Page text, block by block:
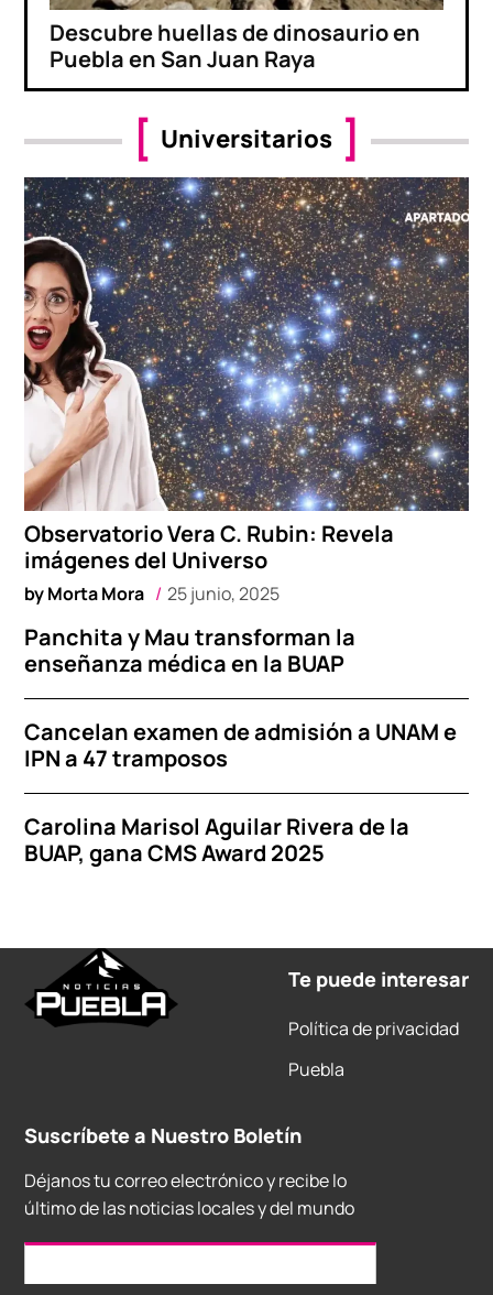
Descubre huellas de dinosaurio en
Puebla en San Juan Raya
Universitarios
Observatorio Vera C. Rubin: Revela
imágenes del Universo
byMorta Mora 25 junio, 2025
Panchita y Mau transforman la
enseñanza médica en la BUAP
Cancelan examen de admisión a UNAM e
IPN a 47 tramposos
Carolina Marisol Aguilar Rivera de la
BUAP, gana CMS Award 2025
Te puede interesar
Política de privacidad
Puebla
Suscríbete a Nuestro Boletín
Déjanos tu correo electrónico y recibe lo
último de las noticias locales y del mundo